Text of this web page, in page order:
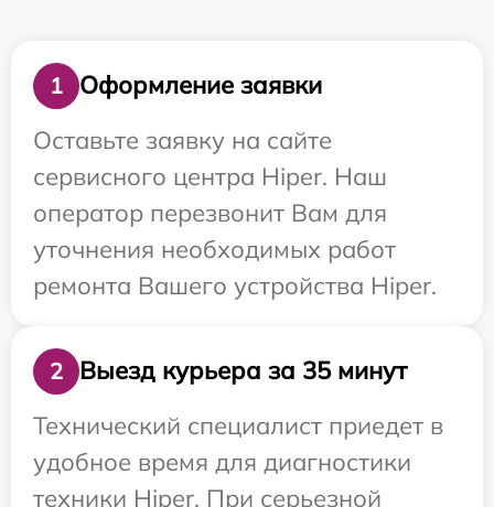
1
Оформление заявки
Оставьте заявку на сайте
сервисного центра Hiper. Наш
оператор перезвонит Вам для
уточнения необходимых работ
ремонта Вашего устройства Hiper.
2
Выезд курьера за 35 минут
Технический специалист приедет в
удобное время для диагностики
техники Hiper. При серьезной